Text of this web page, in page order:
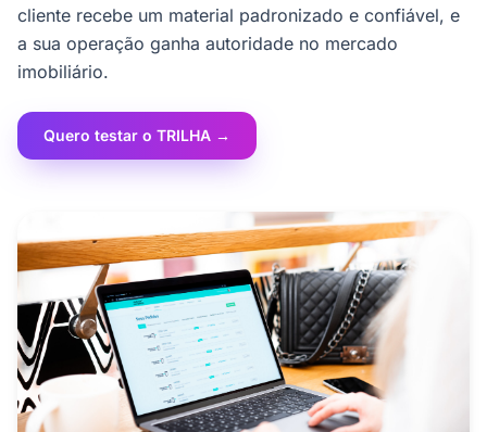
cliente recebe um material padronizado e confiável, e
a sua operação ganha autoridade no mercado
imobiliário.
Quero testar o TRILHA →